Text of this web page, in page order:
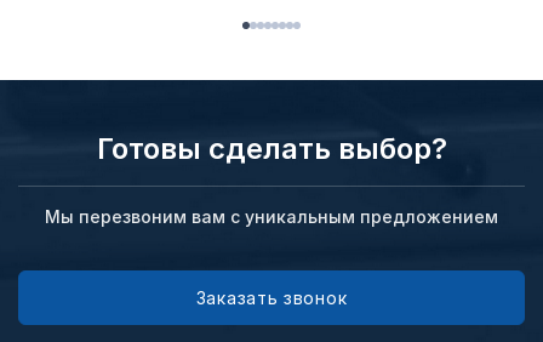
Готовы сделать выбор?
Мы перезвоним вам с уникальным предложением
Заказать звонок